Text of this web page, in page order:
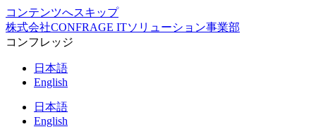
コンテンツへスキップ
株式会社CONFRAGE ITソリューション事業部
コンフレッジ
日本語
English
日本語
English